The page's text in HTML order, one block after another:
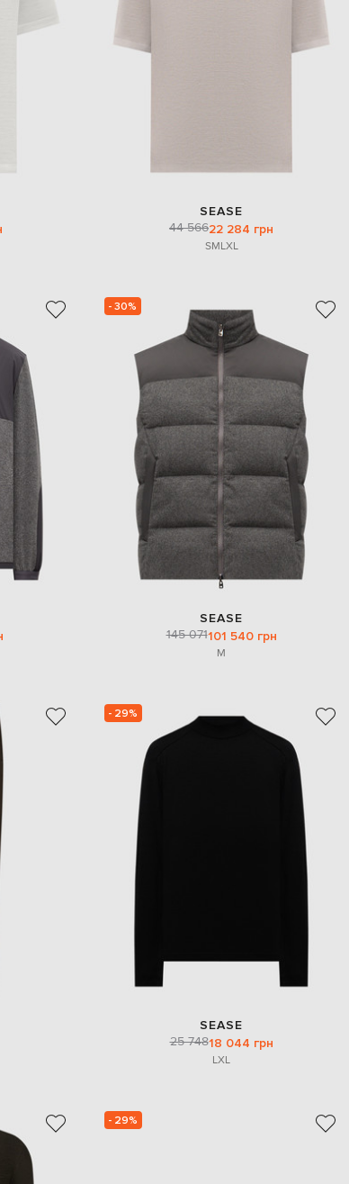
SEASE
44 56622 284 грн
SMLXL
- 30%
SEASE
145 071101 540 грн
M
- 29%
SEASE
25 74818 044 грн
LXL
- 29%